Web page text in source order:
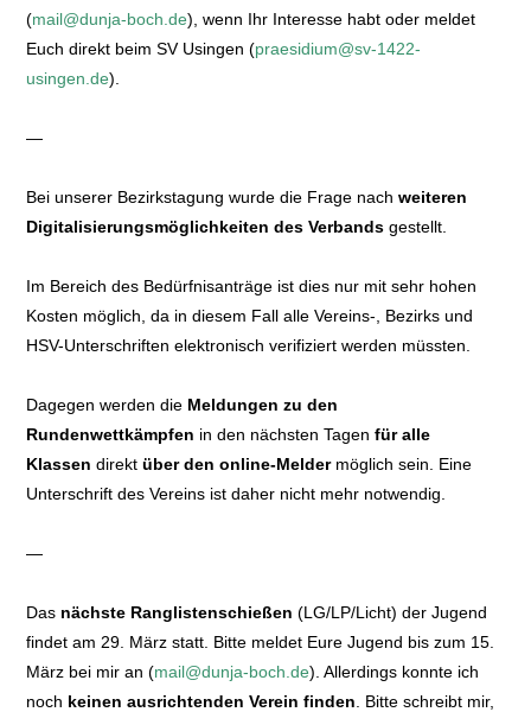
(mail@dunja-boch.de), wenn Ihr Interesse habt oder meldet
Euch direkt beim SV Usingen (praesidium@sv-1422-
usingen.de).
—
Bei unserer Bezirkstagung wurde die Frage nachweiteren
Digitalisierungsmöglichkeiten des Verbands gestellt.
Im Bereich des Bedürfnisanträge ist dies nur mit sehr hohen
Kosten möglich, da in diesem Fall alle Vereins-, Bezirks und
HSV-Unterschriften elektronisch verifiziert werden müssten.
Dagegen werden die Meldungen zu den
Rundenwettkämpfen in den nächsten Tagenfür alle
Klassen direktüber den online-Meldermöglich sein. Eine
Unterschrift des Vereins ist daher nicht mehr notwendig.
—
Das nächste Ranglistenschießen (LG/LP/Licht) der Jugend
findet am 29. März statt. Bitte meldet Eure Jugend bis zum 15.
März bei mir an (mail@dunja-boch.de). Allerdings konnte ich
noch keinen ausrichtenden Verein finden . Bitte schreibt mir,